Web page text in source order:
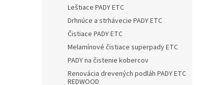
Leštiace PADY ETC
Drhnúce a strhávecie PADY ETC
Čistiace PADY ETC
Melamínové čistiace superpady ETC
PADY na čistenie kobercov
Renovácia drevených podláh PADY ETC
REDWOOD